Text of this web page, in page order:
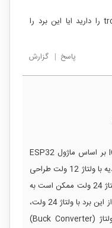
بردی با همین قابلیت و دارای ماژول trc را دارید ایا این برد را
پاسخ | گزارش
برد کاربردی صنعتی چهار رله IOT بر اساس ماژول ESP32
موجود در فروشگاه ECA برای تغذیه با ولتاژ 12 ولت طراحی
شده است. استفاده مستقیم از ولتاژ 24 ولت ممکن است به
مدار آسیب برساند. برای استفاده از این برد با ولتاژ 24 ولت،
می‌توانید از یک مبدل کاهنده ولتاژ (Buck Converter)